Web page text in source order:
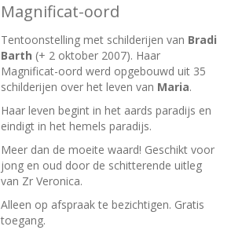
Magnificat-oord
Tentoonstelling met schilderijen van Bradi
Barth (+ 2 oktober 2007). Haar
Magnificat-oord werd opgebouwd uit 35
schilderijen over het leven van Maria.
Haar leven begint in het aards paradijs en
eindigt in het hemels paradijs.
Meer dan de moeite waard! Geschikt voor
jong en oud door de schitterende uitleg
van Zr Veronica.
Alleen op afspraak te bezichtigen. Gratis
toegang.